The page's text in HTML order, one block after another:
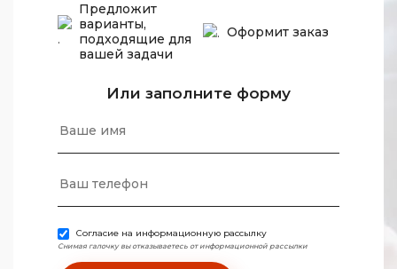
Предложит
варианты,
подходящие для
вашей задачи
Оформит заказ
Или заполните форму
Согласие на информационную рассылку
Снимая галочку вы отказываетесь от информационной рассылки